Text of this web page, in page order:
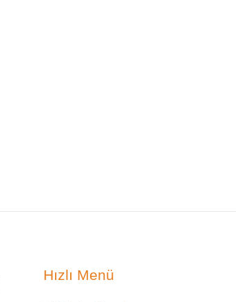
Hızlı Menü